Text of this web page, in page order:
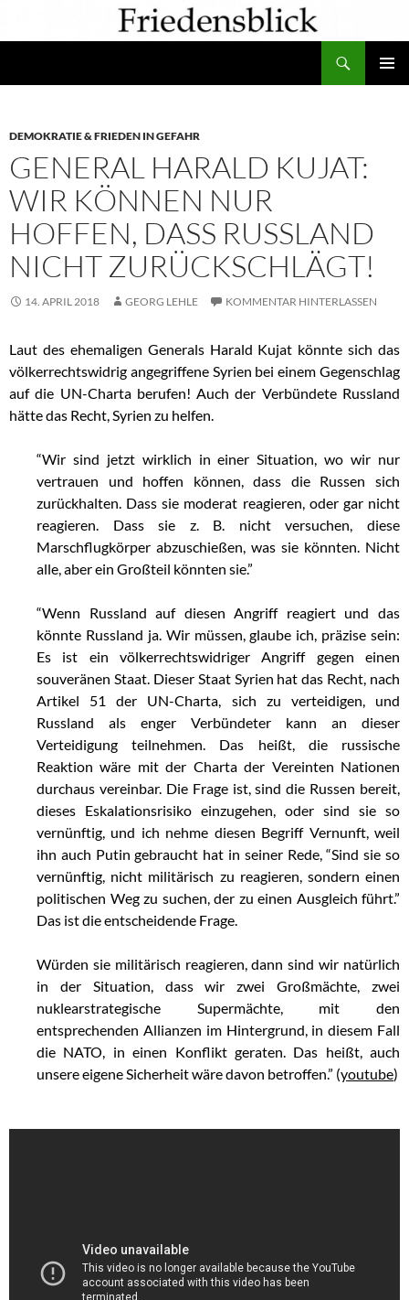
DEMOKRATIE & FRIEDEN IN GEFAHR
GENERAL HARALD KUJAT:
WIR KÖNNEN NUR
HOFFEN, DASS RUSSLAND
NICHT ZURÜCKSCHLÄGT!
14. APRIL 2018 GEORG LEHLE KOMMENTAR HINTERLASSEN
Laut des ehemaligen Generals Harald Kujat könnte sich das
völkerrechtswidrig angegriffene Syrien bei einem Gegenschlag
auf die UN-Charta berufen! Auch der Verbündete Russland
hätte das Recht, Syrien zu helfen.
“Wir sind jetzt wirklich in einer Situation, wo wir nur
vertrauen und hoffen können, dass die Russen sich
zurückhalten. Dass sie moderat reagieren, oder gar nicht
reagieren. Dass sie z. B. nicht versuchen, diese
Marschflugkörper abzuschießen, was sie könnten. Nicht
alle, aber ein Großteil könnten sie.”
“Wenn Russland auf diesen Angriff reagiert und das
könnte Russland ja. Wir müssen, glaube ich, präzise sein:
Es ist ein völkerrechtswidriger Angriff gegen einen
souveränen Staat. Dieser Staat Syrien hat das Recht, nach
Artikel 51 der UN-Charta, sich zu verteidigen, und
Russland als enger Verbündeter kann an dieser
Verteidigung teilnehmen. Das heißt, die russische
Reaktion wäre mit der Charta der Vereinten Nationen
durchaus vereinbar. Die Frage ist, sind die Russen bereit,
dieses Eskalationsrisiko einzugehen, oder sind sie so
vernünftig, und ich nehme diesen Begriff Vernunft, weil
ihn auch Putin gebraucht hat in seiner Rede, “Sind sie so
vernünftig, nicht militärisch zu reagieren, sondern einen
politischen Weg zu suchen, der zu einen Ausgleich führt.”
Das ist die entscheidende Frage.
Würden sie militärisch reagieren, dann sind wir natürlich
in der Situation, dass wir zwei Großmächte, zwei
nuklearstrategische Supermächte, mit den
entsprechenden Allianzen im Hintergrund, in diesem Fall
die NATO, in einen Konflikt geraten. Das heißt, auch
unsere eigene Sicherheit wäre davon betroffen.” (youtube)